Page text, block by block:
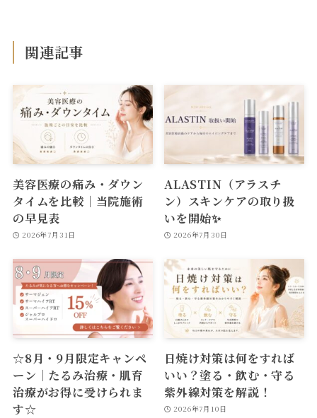
関連記事
美容医療の痛み・ダウン
タイムを比較｜当院施術
の早見表
2026年7月31日
ALASTIN（アラスチ
ン）スキンケアの取り扱
いを開始✨
2026年7月30日
☆8月・9月限定キャンペ
ーン｜たるみ治療・肌育
治療がお得に受けられま
す☆
日焼け対策は何をすれば
いい？塗る・飲む・守る
紫外線対策を解説！
2026年7月10日